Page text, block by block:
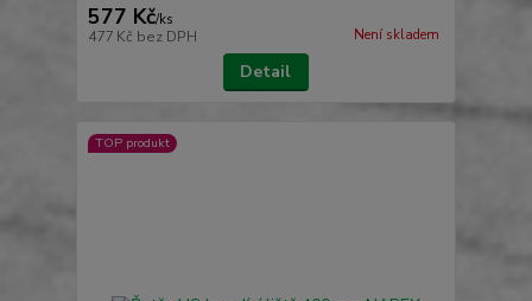
577 Kč/ks
477 Kč bez DPH Není skladem
Detail
TOP produkt